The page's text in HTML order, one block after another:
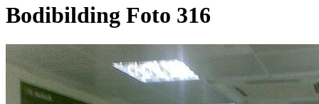
Bodibilding Foto 316